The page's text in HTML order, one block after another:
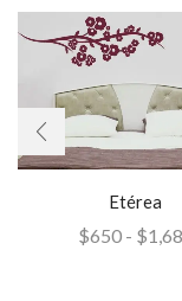
Etérea
$650 - $